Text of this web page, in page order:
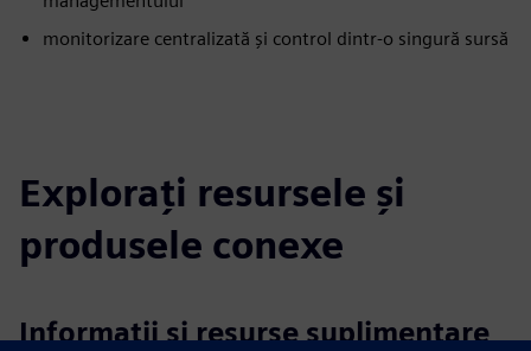
monitorizare centralizată și control dintr-o singură sursă
Explorați resursele și
produsele conexe
Informații și resurse suplimentare